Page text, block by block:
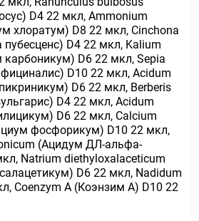
D4 22 мкл, Ammonium
хлоратум) D8 22 мкл, Cinchona
D4 22 мкл, Kalium
D6 22 мкл, Sepia
D10 22 мкл, Acidum
D6 22 мкл, Berberis
D4 22 мкл, Acidum
D6 22 мкл, Calcium
фосфорикум) D10 22 мкл,
(Ацидум ДЛ-альфа-
Natrium diethyloxalaceticum
D6 22 мкл, Nadidum
Coenzym А (Коэнзим А) D10 22